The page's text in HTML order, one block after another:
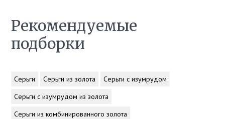
Рекомендуемые
подборки
Серьги Серьги из золота
Серьги с изумрудом
Серьги с изумрудом из золота
Серьги из комбинированного золота